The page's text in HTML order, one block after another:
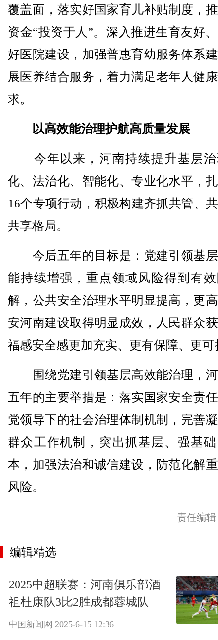
覆盖面，落实好国家育儿补贴制度，
资金“投资于人”。深入推进生育友好
好医院建设，加强普惠育幼服务体系
展医养结合服务，着力满足老年人健
求。
以高效能治理护航高质量发展
今年以来，河南持续提升基层治
化、法治化、智能化、专业化水平，
16个专项行动，积极构建齐抓共管、
共享格局。
今后五年的目标是：党建引领基
能持续增强，重点领域风险得到有
解，公共安全治理水平明显提高，更
安河南建设取得明显成效，人民群众
福感安全感更加充实、更有保障、更可
围绕党建引领基层高效能治理，
五年的主要举措是：落实国家安全责
党领导下的社会治理体制机制，完善
群众工作机制，突出抓基层、强基
本，加强法治和诚信建设，防范化解
风险。
责任编
编辑精选
2025中超联赛：河南俱乐部酒
祖杜康队3比2胜成都蓉城队
中国新闻网 2025-6-15 12:36